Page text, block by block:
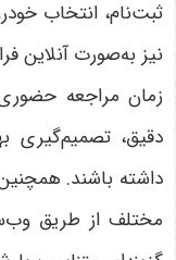
ثبت‌نام، انتخاب
نیز به‌صورت
زمان مراجعه
دقیق، تصمیم‌گیری
داشته باشند.
مختلف از طریق